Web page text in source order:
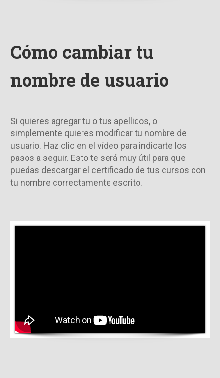
Cómo cambiar tu
nombre de usuario
Si quieres agregar tu o tus apellidos, o
simplemente quieres modificar tu nombre de
usuario. Haz clic en el vídeo para indicarte los
pasos a seguir. Esto te será muy útil para que
puedas descargar el certificado de tus cursos con
tu nombre correctamente escrito.